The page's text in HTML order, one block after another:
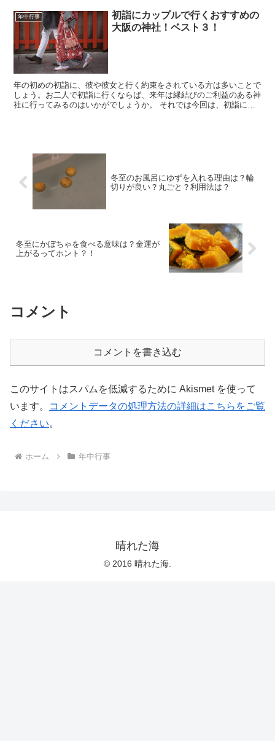
年中行事
初詣にカップルで行くおすすめの
大阪の神社！ベスト３！
年の初めの初詣に、彼や彼女と行く約束をされている方は多いことで
しょう。お二人で初詣に行くならば、来年は縁結びのご利益のある神
社に行ってみるのはいかがでしょうか。 それでは今回は、初詣にカ
冬至のお風呂にゆずを入れる理由は？輪
切りが良い？丸ごと？利用法は？
冬至にかぼちゃを食べる意味は？金運が
上がるってホント？！
コメント
コメントを書き込む
このサイトはスパムを低減するために Akismet を使って
います。
コメントデータの処理方法の詳細はこちらをご覧
ください。
ホーム 年中行事
晴れた海
© 2016 晴れた海.